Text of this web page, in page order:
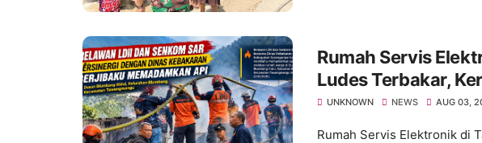
Rumah Servis
Ludes Terbakar,
UNKNOWN NEWS AUG 03,
Rumah Servis Elektronik di